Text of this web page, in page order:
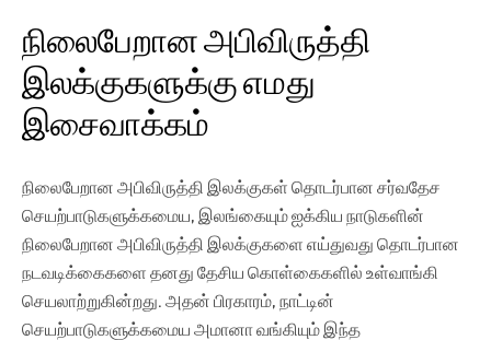
நிலைபேறான அபிவிருத்தி
இலக்குகளுக்கு எமது
இசைவாக்கம்
நிலைபேறான அபிவிருத்தி இலக்குகள் தொடர்பான சர்வதேச
செயற்பாடுகளுக்கமைய, இலங்கையும் ஐக்கிய நாடுகளின்
நிலைபேறான அபிவிருத்தி இலக்குகளை எய்துவது தொடர்பான
நடவடிக்கைகளை தனது தேசிய கொள்கைகளில் உள்வாங்கி
செயலாற்றுகின்றது. அதன் பிரகாரம், நாட்டின்
செயற்பாடுகளுக்கமைய அமானா வங்கியும் இந்த